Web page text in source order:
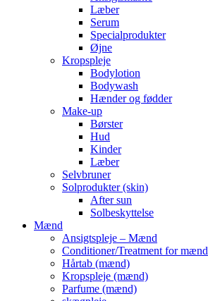
Læber
Serum
Specialprodukter
Øjne
Kropspleje
Bodylotion
Bodywash
Hænder og fødder
Make-up
Børster
Hud
Kinder
Læber
Selvbruner
Solprodukter (skin)
After sun
Solbeskyttelse
Mænd
Ansigtspleje – Mænd
Conditioner/Treatment for mænd
Hårtab (mænd)
Kropspleje (mænd)
Parfume (mænd)